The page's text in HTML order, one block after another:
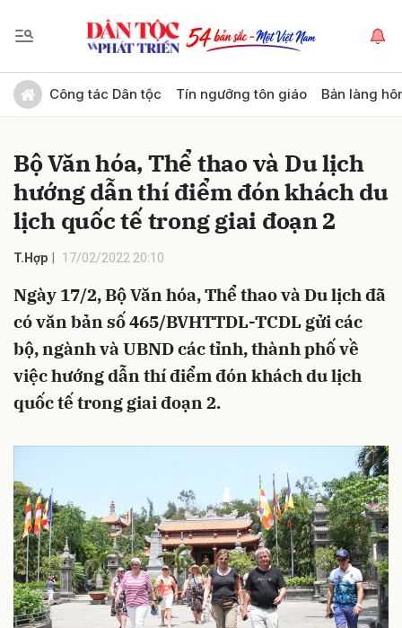
Công tác Dân tộc Tín ngưỡng tôn giáo Bản làng
Bộ Văn hóa, Thể thao và Du lịch
hướng dẫn thí điểm đón khách du
lịch quốc tế trong giai đoạn 2
T.Hợp 17/02/2022 20:10
Ngày 17/2, Bộ Văn hóa, Thể thao và Du lịch đã
có văn bản số 465/BVHTTDL-TCDL gửi các
bộ, ngành và UBND các tỉnh, thành phố về
việc hướng dẫn thí điểm đón khách du lịch
quốc tế trong giai đoạn 2.
Gửi bình luận